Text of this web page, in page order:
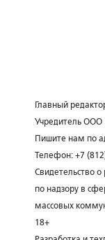
Главный
Учредитель ООО
Пишите нам по
Телефон: +7
Свидетельство
по надзору в
массовых
18+